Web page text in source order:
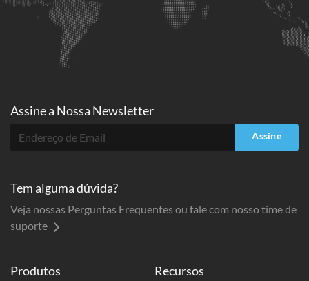
Produtos Recursos
Assine a Nossa Newsletter
Assine
Tem alguma dúvida?
Veja nossas Perguntas Frequentes ou fale com nosso time de
suporte